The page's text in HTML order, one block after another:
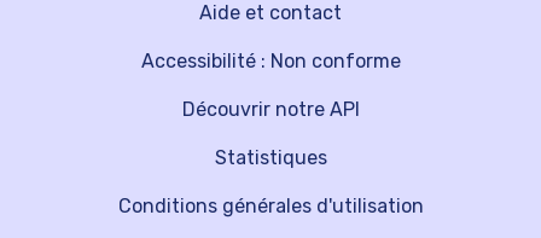
Découvrir notre API
Aide et contact
Statistiques
Accessibilité : Non conforme
Conditions générales d'utilisation